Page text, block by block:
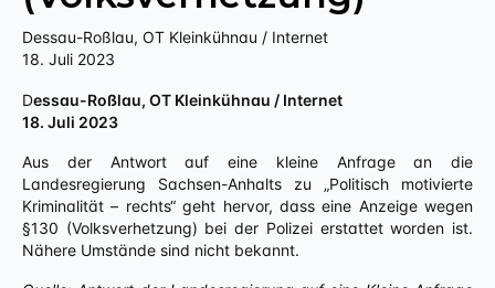
Dessau-Roßlau, OT Kleinkühnau / Internet
18. Juli 2023
Dessau-Roßlau, OT Kleinkühnau / Internet
18. Juli 2023
Aus der Antwort auf eine kleine Anfrage an die
Landesregierung Sachsen-Anhalts zu „Politisch motivierte
Kriminalität – rechts“ geht hervor, dass eine Anzeige wegen
§130 (Volksverhetzung) bei der Polizei erstattet worden ist.
Nähere Umstände sind nicht bekannt.